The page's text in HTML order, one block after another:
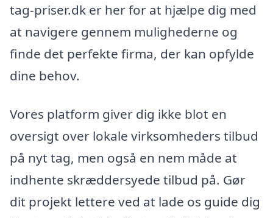
tag-priser.dk er her for at hjælpe dig med
at navigere gennem mulighederne og
finde det perfekte firma, der kan opfylde
dine behov.
Vores platform giver dig ikke blot en
oversigt over lokale virksomheders tilbud
på nyt tag, men også en nem måde at
indhente skræddersyede tilbud på. Gør
dit projekt lettere ved at lade os guide dig